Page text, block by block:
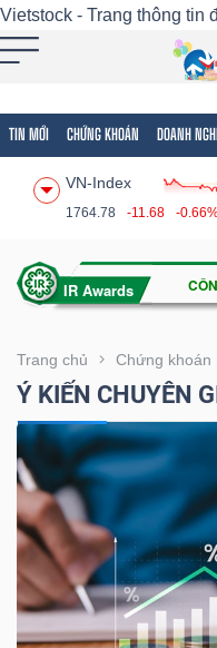
Vietstock - Trang thông tin
TIN MỚI CHỨNG KHOÁN DOANH
VN-Index
1764.78 -11.68 -
Trang chủ Chứng khoán
Ý KIẾN CHUYÊN
Tất cả Tính năng
Tính
(-)
VIETSTOCK
CHỨNG
KHOÁN
DOANH
NGHIỆP